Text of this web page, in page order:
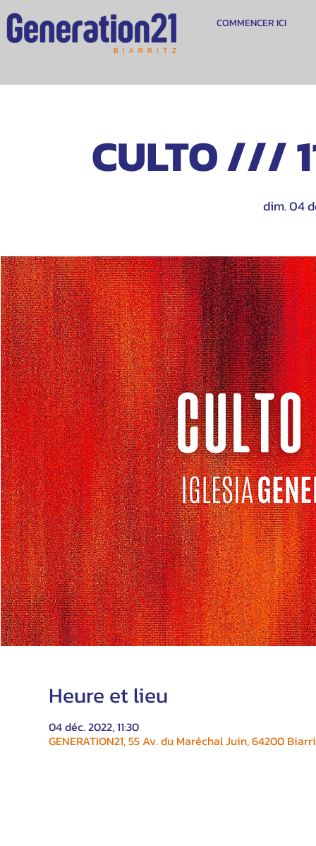
COMMENCER ICI
CULTO ///
dim. 04
Heure et lieu
04 déc. 2022, 11:30
GENERATION21, 55 Av. du Maréchal Juin, 64200